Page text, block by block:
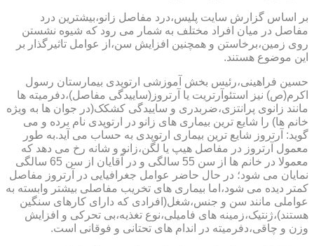
بر اساس گزارش سایت پلیس،درد مفاصل زانو،بیشترین درد
مفاصل در میان افراد مختلف به شمار می رود که شیوه نشستن
روی زمین،برخاستن و همچنین افزایش سن،از عوامل تاثیرگذار بر
این موضوع هستند.
حسین فراهینی،رئیس بخش آموزشی ارتوپدی بیمارستان رسول
اکرم(ص) نیز استئوآرتریت یا آرتروز(ساییدگی مفاصل)،دفرمیته ها
مانند زانوی پرانتزی،ضربدری و ساییدگی کشکک(در جوان ها به ویژه
خانم ها) را شایع ترین بیماری های زانو در ارتوپدی نام برده و می
گوید: آرتروز شایع ترین بیماری ارتوپدی به حساب می آید.به طور
معمول آرتروز در مفاصل هیپ یا لگن،زانو و شانه رخ می دهد که
معمولا در خانم ها از سن 55 سالگی و در آقایان از سن 65 سالگی
نمایان می شود؛ در حال حاضر عوامل جغرافیایی در آرتروز مفاصل
کمتر دیده می شود،اما بیماری های تخریب مفاصلی بیشتر وابسته به
عواملی مانند سن و جنس،شغل(افرادی که دارای کارهای سنگین
هستند)،ژنتیک،زمینه های فامیلی،نوع تغذیه،بی تحرکی و افزایش
وزن و چاقی،دفرمیته در اندام های تحتانی و فوقانی است.